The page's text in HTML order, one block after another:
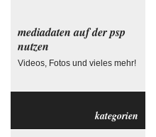
mediadaten auf der psp
nutzen
Videos, Fotos und vieles mehr!
kategorien